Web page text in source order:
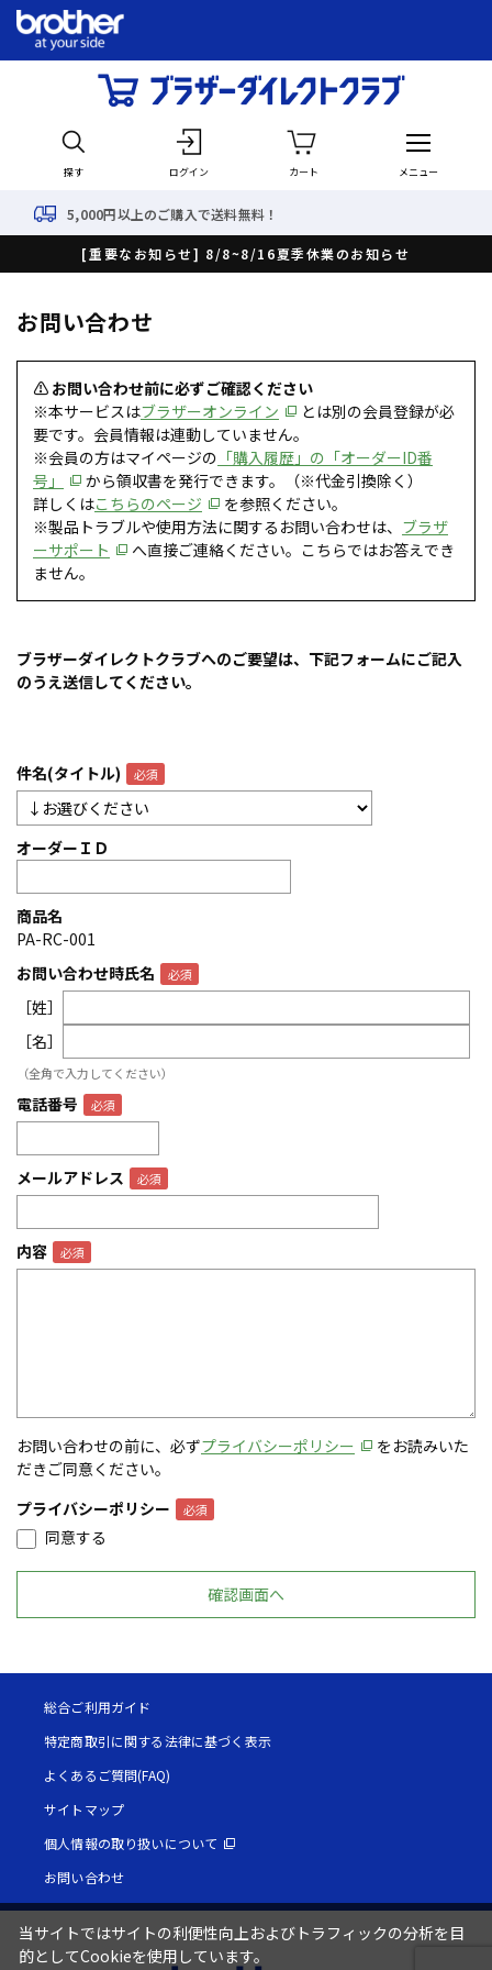
探す ログイン カート メニュー
円以上のご購入で送料無料！
[重要なお知らせ] 8/8~8/16夏季休業のお知らせ
お問い合わせ
⚠ お問い合わせ前に必ずご確認ください
※本サービスはブラザーオンライン
とは別の会員登録が必
要です。会員情報は連動していません。
※会員の方はマイページの 「購入履歴」の「オーダーID番
号」
から領収書を発行できます。（※代金引換除く）
詳しくはこちらのページ
を参照ください。
※製品トラブルや使用方法に関するお問い合わせは、 ブラザ
ーサポート
へ直接ご連絡ください。こちらではお答えでき
ません。
ブラザーダイレクトクラブへのご要望は、下記フォームにご記入
のうえ送信してください。
件名(タイトル)
オーダーＩＤ
商品名
PA-RC-001
お問い合わせ時氏名
［姓］
［名］
（全角で入力してください）
電話番号
メールアドレス
内容
お問い合わせの前に、必ずプライバシーポリシー
をお読みいた
だきご同意ください。
プライバシーポリシー
同意する
総合ご利用ガイド
特定商取引に関する法律に基づく表示
よくあるご質問(FAQ)
サイトマップ
個人情報の取り扱いについて
お問い合わせ
当サイトではサイトの利便性向上およびトラフィックの分析を目
的としてCookieを使用しています。